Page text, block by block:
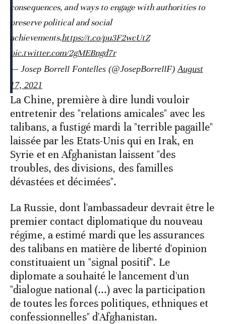
consequences, and ways to engage with authorities to
preserve political and social
achievements.https://t.co/pu3F2wcUtZ
pic.twitter.com/2gMEBngd7r
— Josep Borrell Fontelles (@JosepBorrellF) August
17, 2021
La Chine, première à dire lundi vouloir
entretenir des "relations amicales" avec les
talibans, a fustigé mardi la "terrible pagaille"
laissée par les Etats-Unis qui en Irak, en
Syrie et en Afghanistan laissent "des
troubles, des divisions, des familles
dévastées et décimées".
La Russie, dont l'ambassadeur devrait être le
premier contact diplomatique du nouveau
régime, a estimé mardi que les assurances
des talibans en matière de liberté d'opinion
constituaient un "signal positif". Le
diplomate a souhaité le lancement d'un
"dialogue national (...) avec la participation
de toutes les forces politiques, ethniques et
confessionnelles" d'Afghanistan.